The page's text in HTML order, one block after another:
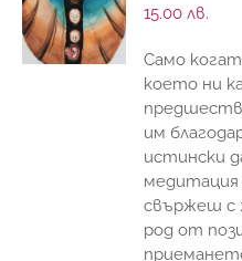
15.00лв.
Само
което ни
им
истински
свържеш с
род от